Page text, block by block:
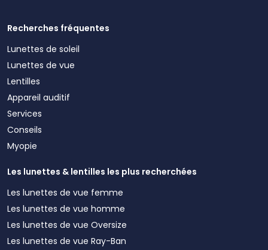
Recherches fréquentes
Lunettes de soleil
Lunettes de vue
Lentilles
Appareil auditif
Services
Conseils
Myopie
Les lunettes & lentilles les plus recherchées
Les lunettes de vue femme
Les lunettes de vue homme
Les lunettes de vue Oversize
Les lunettes de vue Ray-Ban